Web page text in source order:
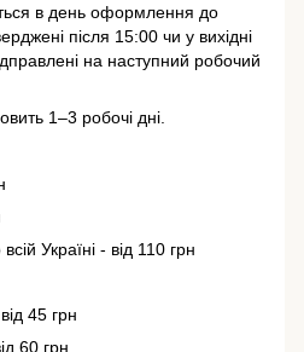
в день оформлення до
після 15:00 чи у вихідні
на наступний робочий
1–3 робочі дні.
Україні - від 110 грн
45 грн
60 грн